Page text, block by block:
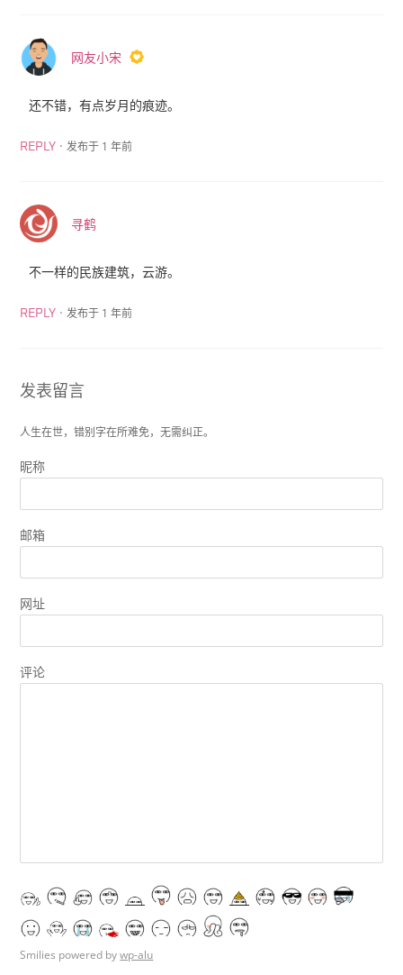
网友小宋
还不错，有点岁月的痕迹。
REPLY ·发布于 1 年前
寻鹤
不一样的民族建筑，云游。
REPLY ·发布于 1 年前
发表留言
人生在世，错别字在所难免，无需纠正。
昵称
邮箱
网址
评论
Smilies powered bywp-alu